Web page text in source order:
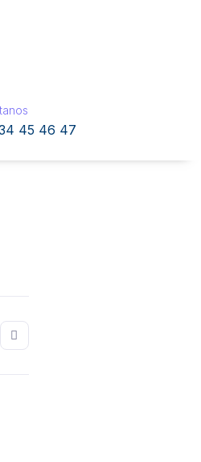
45 46 47
Twitter
this on GMail
Share this on EMail